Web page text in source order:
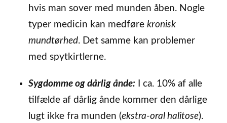
hvis man sover med munden åben. Nogle
typer medicin kan medføre kronisk
mundtørhed. Det samme kan problemer
med spytkirtlerne.
Sygdomme og dårlig ånde: I ca. 10% af alle
tilfælde af dårlig ånde kommer den dårlige
lugt ikke fra munden (ekstra-oral halitose).